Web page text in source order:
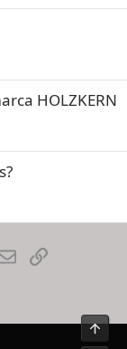
HOLZKERN
EmailEnlace